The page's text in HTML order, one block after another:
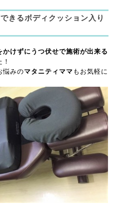
きるボディクッション入り
かけずにうつ伏せで施術が出来る
悩みのマタニティママ もお気軽に